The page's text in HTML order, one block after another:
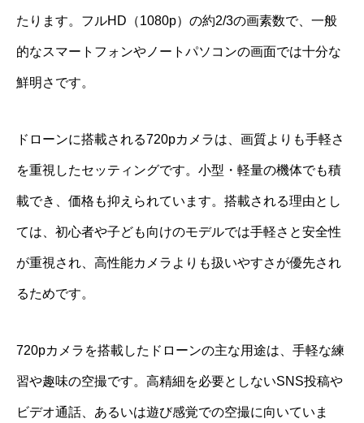
たります。フルHD（1080p）の約2/3の画素数で、一般
的なスマートフォンやノートパソコンの画面では十分な
鮮明さです。
ドローンに搭載される720pカメラは、画質よりも手軽さ
を重視したセッティングです。小型・軽量の機体でも積
載でき、価格も抑えられています。搭載される理由とし
ては、初心者や子ども向けのモデルでは手軽さと安全性
が重視され、高性能カメラよりも扱いやすさが優先され
るためです。
720pカメラを搭載したドローンの主な用途は、手軽な練
習や趣味の空撮です。高精細を必要としないSNS投稿や
ビデオ通話、あるいは遊び感覚での空撮に向いていま